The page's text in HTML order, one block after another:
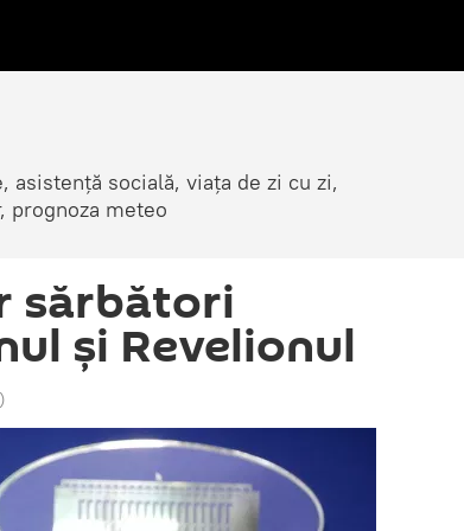
socială, viața de zi cu zi,
prognoza meteo
sărbători
și Revelionul
)